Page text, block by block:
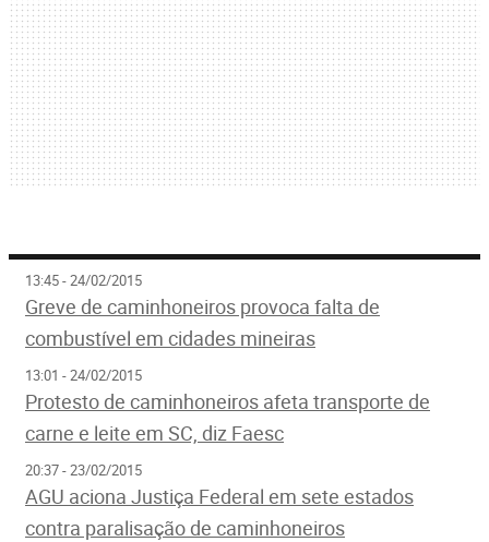
13:45 - 24/02/2015
Greve de caminhoneiros provoca falta de
combustível em cidades mineiras
13:01 - 24/02/2015
Protesto de caminhoneiros afeta transporte de
carne e leite em SC, diz Faesc
20:37 - 23/02/2015
AGU aciona Justiça Federal em sete estados
contra paralisação de caminhoneiros